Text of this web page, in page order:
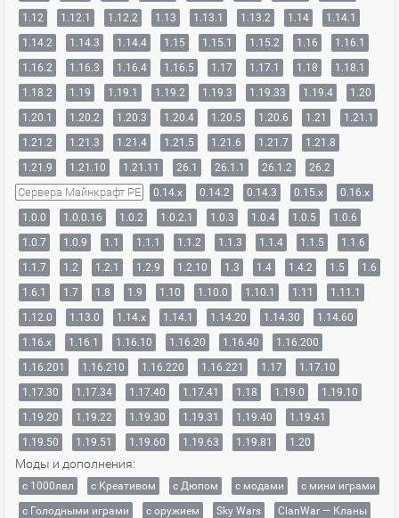
1.12
1.12.1 1.12.2 1.13 1.13.1 1.13.2 1.14
1.14.1
1.14.2
1.14.3 1.14.4 1.15 1.15.1 1.15.2 1.16
1.16.1
1.16.2
1.16.3 1.16.4 1.16.5 1.17 1.17.1 1.18
1.18.1
1.18.2
1.19 1.19.1 1.19.2 1.19.3 1.19.33 1.19.4
1.20
1.20.1
1.20.2 1.20.3 1.20.4 1.20.5 1.20.6 1.21
1.21.1
1.21.2
1.21.3 1.21.4 1.21.5 1.21.6 1.21.7
1.21.8
1.21.9
1.21.10 1.21.11 26.1 26.1.1 26.1.2 26.2
Сервера Майнкрафт PE 0.14.x 0.14.2 0.14.3 0.15.x
0.16.x
1.0.0
1.0.0.16 1.0.2 1.0.2.1 1.0.3 1.0.4 1.0.5
1.0.6
1.0.7
1.0.9 1.1 1.1.1 1.1.2 1.1.3 1.1.4 1.1.5
1.1.6
1.1.7
1.2 1.2.1 1.2.9 1.2.10 1.3 1.4 1.4.2 1.5
1.6
1.6.1
1.7 1.8 1.9 1.10 1.10.0 1.10.1 1.11
1.11.1
1.12.0
1.13.0 1.14.x 1.14.1 1.14.20 1.14.30
1.14.60
1.16.x
1.16.1 1.16.10 1.16.20 1.16.40
1.16.200
1.16.201
1.16.210 1.16.220 1.16.221 1.17
1.17.10
1.17.30
1.17.34 1.17.40 1.17.41 1.18 1.19.0
1.19.10
1.19.20
1.19.22 1.19.30 1.19.31 1.19.40
1.19.41
1.19.50
1.19.51 1.19.60 1.19.63 1.19.81 1.20
Моды и дополнения:
с 1000лвл c Креативом с Дюпом с модами
с мини играми
с Голодными играми
с оружием Sky Wars
ClanWar — Кланы